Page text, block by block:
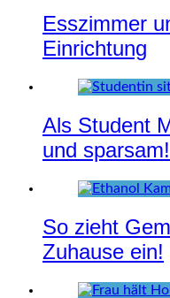
Esszimmer
Einrichtung
Als Student
und sparsam!
So zieht
Zuhause ein!